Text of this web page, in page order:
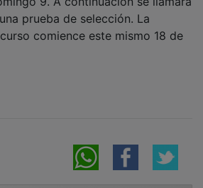
prueba de selección. La
comience este mismo 18 de